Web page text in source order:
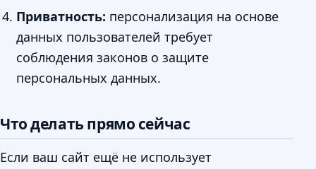
Приватность: персонализация на основе
данных пользователей требует
соблюдения законов о защите
персональных данных.
Что делать прямо сейчас
Если ваш сайт ещё не использует